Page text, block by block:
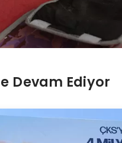
Devam Ediyor